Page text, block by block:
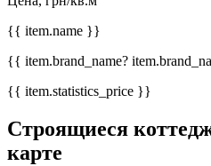
{{ item.name }}
{{ item.brand_name?
{{ item.statistics_price }}
Строящиеся
карте